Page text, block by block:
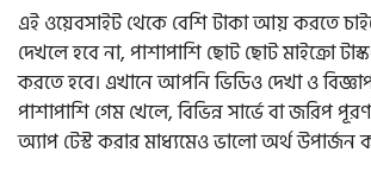
এই ওয়েবসাইট থেকে বেশি টাকা আয় করতে
দেখলে হবে না, পাশাপাশি ছোট ছোট মাইক্রো
করতে হবে। এখানে আপনি ভিডিও দেখা ও
পাশাপাশি গেম খেলে, বিভিন্ন সার্ভে বা জরিপ
অ্যাপ টেস্ট করার মাধ্যমেও ভালো অর্থ উপার্জন